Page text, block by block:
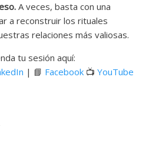
A veces, basta con una
a reconstruir los rituales
relaciones más valiosas.
tu sesión aquí:
| 📘 Facebook 📺 YouTube